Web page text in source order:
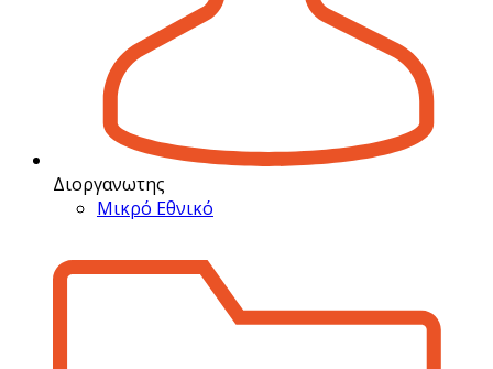
Διοργανωτης
Μικρό Εθνικό